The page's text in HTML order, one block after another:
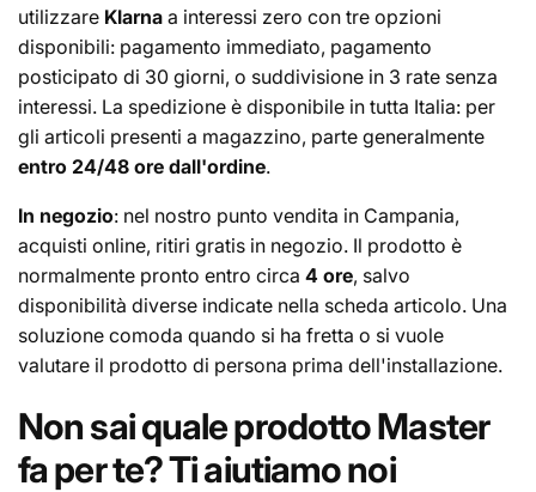
utilizzare Klarna a interessi zero con tre opzioni
disponibili: pagamento immediato, pagamento
posticipato di 30 giorni, o suddivisione in 3 rate senza
interessi. La spedizione è disponibile in tutta Italia: per
gli articoli presenti a magazzino, parte generalmente
entro 24/48 ore dall'ordine.
In negozio: nel nostro punto vendita in Campania,
acquisti online, ritiri gratis in negozio. Il prodotto è
normalmente pronto entro circa 4 ore, salvo
disponibilità diverse indicate nella scheda articolo. Una
soluzione comoda quando si ha fretta o si vuole
valutare il prodotto di persona prima dell'installazione.
Non sai quale prodotto Master
fa per te? Ti aiutiamo noi